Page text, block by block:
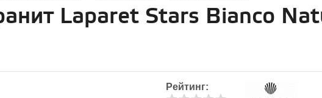
Laparet Stars Bianco
Рейтинг: